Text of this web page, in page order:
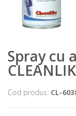
Spray cu
Cod produs: CL-